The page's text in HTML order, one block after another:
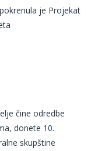
je Projekat
čine odredbe
donete 10.
skupštine